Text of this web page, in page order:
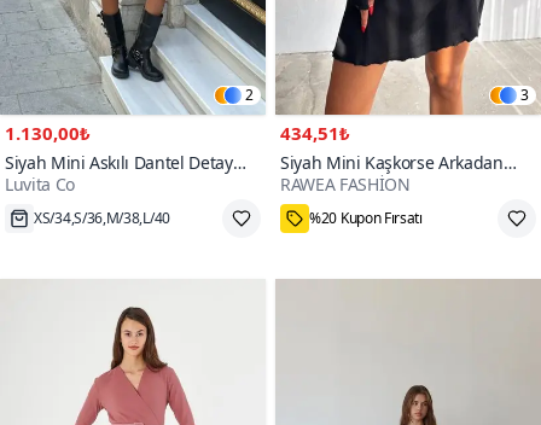
2
1.130,00₺
Siyah Mini Askılı Dantel Detay
Elbise
Luvita Co
XS/34,S/36,M/38,L/40
3
434,51₺
Siyah Mini Kaşkorse Arkadan
Bağlama Detaylı Elbise
RAWEA FASHİON
%20 Kupon Fırsatı